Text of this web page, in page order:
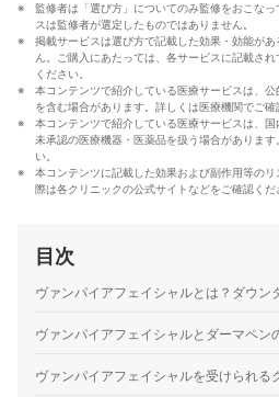
からこそ、徹底検証を通
報を届ける」ことをモット
真田桃花のプロフィー
監修者は「選び方」についてのみ監修をおこな
スは監修者が選定したものではありません。
掲載サービスは選び方で記載した効果・効能が
ん。ご購入にあたっては、各サービスに記載さ
ください。
本コンテンツで紹介している医療サービスは、
を含む場合があります。詳しくは医療機関でご確
本コンテンツで紹介している医療サービスは、国
未承認の医療機器・医薬品を扱う場合がありま
い。
本コンテンツに記載した効果および副作用等の
際は各クリニックの公式サイトなどをご確認くだ
目次
ヴァンパイアフェイシャルとは？ダウン
ヴァンパイアフェイシャルとダーマペン
ヴァンパイアフェイシャルを受けられる